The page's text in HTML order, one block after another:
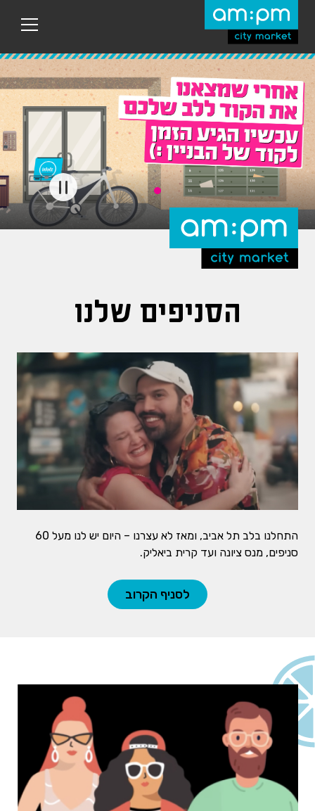
לתוכן
הראשי
התחלנו בלב תל אביב, ומאז לא עצרנו – היום יש לנו מעל 60
סניפים, מנס ציונה ועד קרית ביאליק.
לסניף הקרוב
הסניפים שלנו